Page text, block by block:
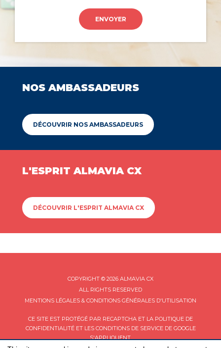
ENVOYER
NOS AMBASSADEURS
DÉCOUVRIR NOS AMBASSADEURS
L'ESPRIT ALMAVIA CX
DÉCOUVRIR L'ESPRIT ALMAVIA CX
COPYRIGHT © 2026 ALMAVIA CX
ALL RIGHTS RESERVED
MENTIONS LÉGALES & CONDITIONS GÉNÉRALES D'UTILISATION
CE SITE EST PROTÉGÉ PAR RECAPTCHA ET LA POLITIQUE DE
CONFIDENTIALITÉET LES CONDITIONS DE SERVICEDE GOOGLE
S'APPLIQUENT.